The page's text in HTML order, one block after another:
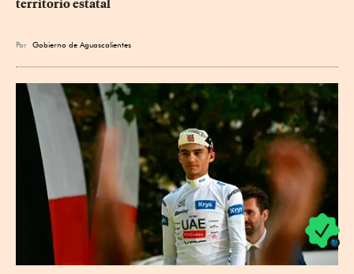
territorio estatal
Por Gobierno de Aguascalientes